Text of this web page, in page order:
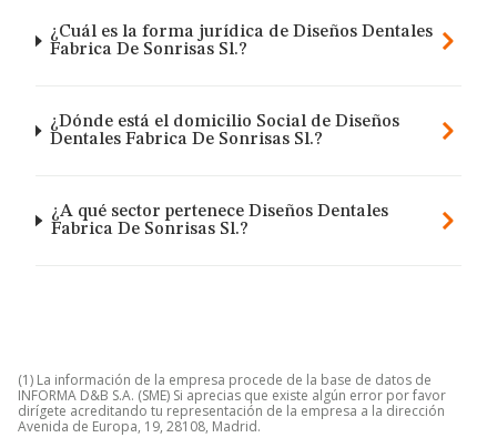
¿Cuál es la forma jurídica de Diseños Dentales
Fabrica De Sonrisas Sl.?
¿Dónde está el domicilio Social de Diseños
Dentales Fabrica De Sonrisas Sl.?
¿A qué sector pertenece Diseños Dentales
Fabrica De Sonrisas Sl.?
(1) La información de la empresa procede de la base de datos de
INFORMA D&B S.A. (SME) Si aprecias que existe algún error por favor
dirígete acreditando tu representación de la empresa a la dirección
Avenida de Europa, 19, 28108, Madrid.